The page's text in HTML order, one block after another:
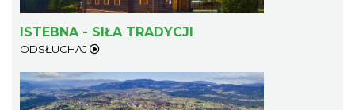
ISTEBNA - SIŁA TRADYCJI
ODSŁUCHAJ